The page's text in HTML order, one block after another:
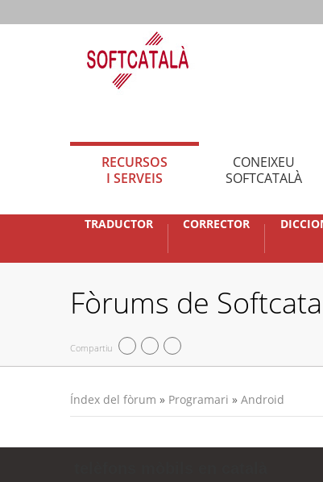
RECURSOS
I SERVEIS
CONEIXEU
SOFTCATALÀ
TRADUCTOR CORRECTOR
Fòrums de
Compartiu
Índex del fòrum » Programari » Android